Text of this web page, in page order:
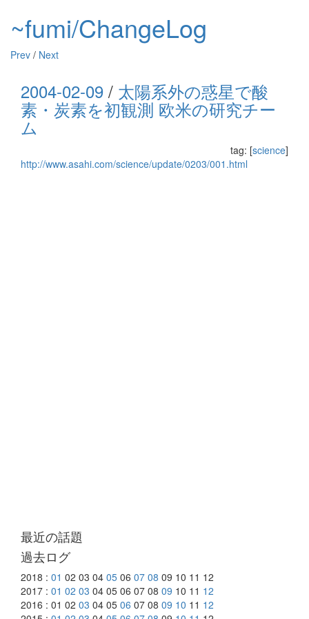
~fumi/ChangeLog
Prev / Next
2004-02-09 / 太陽系外の惑星で酸
素・炭素を初観測 欧米の研究チー
ム
tag: [science]
http://www.asahi.com/science/update/0203/001.html
最近の話題
過去ログ
2018 : 01 02 03 04 05 06 07 08 09 10 11 12
2017 : 01 02 03 04 05 06 07 08 09 10 11 12
2016 : 01 02 03 04 05 06 07 08 09 10 11 12